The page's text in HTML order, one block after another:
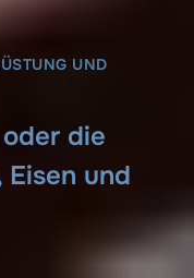
UND
die
Eisen und